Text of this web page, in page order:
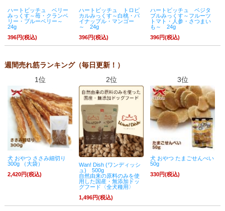
ハートビッチュ ベリー
みっくす～苺・クランベ
リー・ブルーベリー～
24g
396円(税込)
ハートビッチュ トロピ
カルみっくす～白桃・パ
イナップル・マンゴー
～ 24g
396円(税込)
ハートビッチュ ベジタ
ブルみっくす～フルーツ
トマト・人参・さつまい
も～ 24g
396円(税込)
週間売れ筋ランキング（毎日更新！）
1位
犬 おやつ ささみ細切り
300g （大袋）
2,420円(税込)
2位
Wan! Dish (ワンディッシ
ュ) 500g
自然由来の原料のみを使
用した国産・無添加ドッ
グフード〈全犬種用〉
1,496円(税込)
3位
犬 おやつ たまごせんべい
50g
330円(税込)